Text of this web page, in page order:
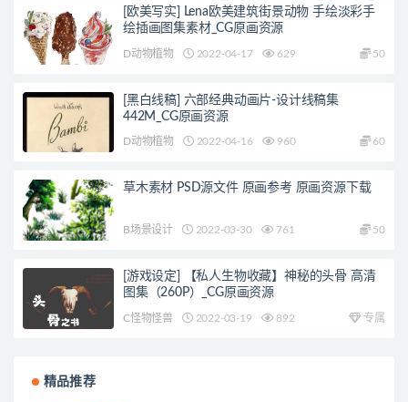
[欧美写实] Lena欧美建筑街景动物 手绘淡彩手
绘插画图集素材_CG原画资源
D动物植物 2022-04-17 629 50
[黑白线稿] 六部经典动画片-设计线稿集
442M_CG原画资源
D动物植物 2022-04-16 960 60
草木素材 PSD源文件 原画参考 原画资源下载
B场景设计 2022-03-30 761 50
[游戏设定] 【私人生物收藏】神秘的头骨 高清
图集（260P）_CG原画资源
C怪物怪兽 2022-03-19 892 专属
精品推荐